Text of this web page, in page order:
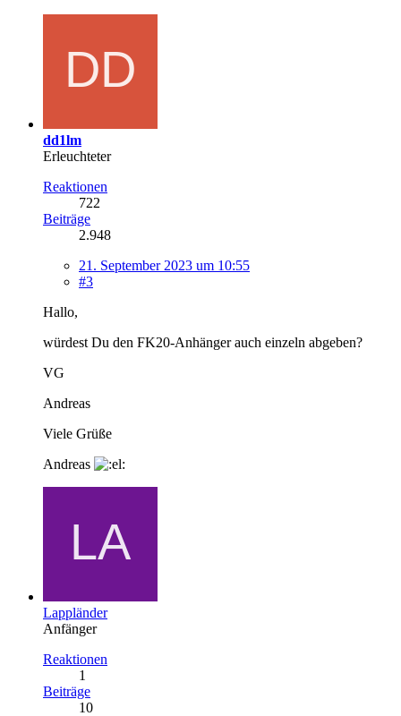
dd1lm
Erleuchteter
Reaktionen
722
Beiträge
2.948
21. September 2023 um 10:55
#3
Hallo,
würdest Du den FK20-Anhänger auch einzeln abgeben?
VG
Andreas
Viele Grüße
Andreas
Lappländer
Anfänger
Reaktionen
1
Beiträge
10